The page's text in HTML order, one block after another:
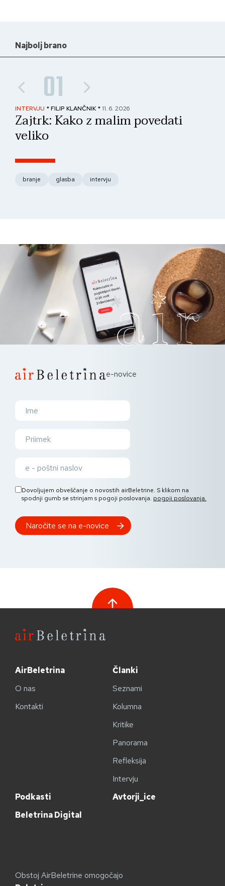
Najbolj brano
01
INTERVJU * FILIP KLANČNIK * 11. 6. 2026
Zajtrk: Kako z malim povedati
veliko
branje glasba intervju
e-novice
Dovoljujem obveščanje o novostih airBeletrine. S klikom na
spodnji gumb se strinjam s pogoji poslovanja. pogoji poslovanja.
AirBeletrina
O nas
Kontakti
Članki
Seznami
Kolumna
Kritike
Panorama
Refleksija
Intervju
Podkasti
Avtorji_ice
Beletrina Digital
Obstoj AirBeletrine omogočajo